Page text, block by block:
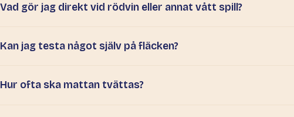
Vad gör jag direkt vid rödvin eller annat vått spill?
Kan jag testa något själv på fläcken?
Hur ofta ska mattan tvättas?